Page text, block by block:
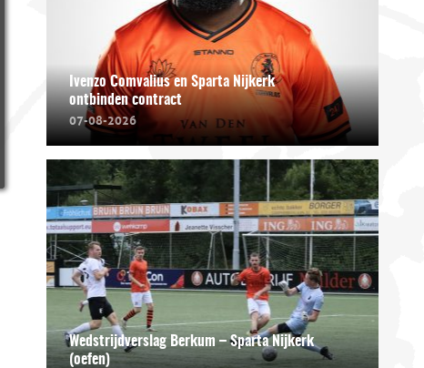
Ivenzo Comvalius en Sparta Nijkerk
ontbinden contract
07-08-2026
Wedstrijdverslag Berkum – Sparta Nijkerk
(oefen)